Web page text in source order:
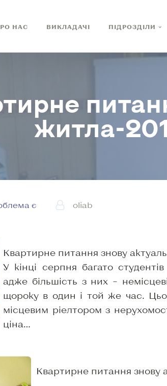
НАС ВИКЛАДАЧІ ПІДРОЗДІЛИ
житла-
є oliab
Квартирне питання знову
У кінці серпня багато
адже більшість з них –
щороку в один і той же час.
місцевим ріелтором з
ціна…
Квартирне питання знову